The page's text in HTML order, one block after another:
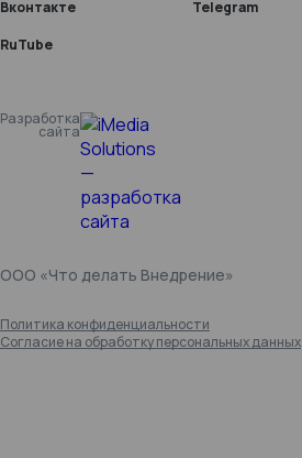
Вконтакте
Telegram
RuTube
ООО «Что делать Внедрение»
Разработка
сайта
Политика конфиденциальности
Согласие на обработку персональных данных